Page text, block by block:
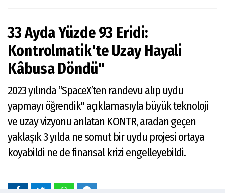
33 Ayda Yüzde 93 Eridi:
Kontrolmatik'te Uzay Hayali
Kâbusa Döndü"
2023 yılında “SpaceX’ten randevu alıp uydu
yapmayı öğrendik" açıklamasıyla büyük teknoloji
ve uzay vizyonu anlatan KONTR, aradan geçen
yaklaşık 3 yılda ne somut bir uydu projesi ortaya
koyabildi ne de finansal krizi engelleyebildi.